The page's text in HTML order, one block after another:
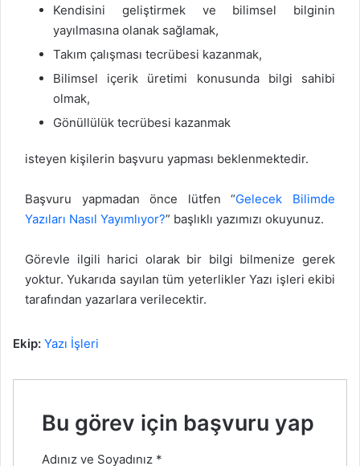
Kendisini geliştirmek ve bilimsel bilginin
yayılmasına olanak sağlamak,
Takım çalışması tecrübesi kazanmak,
Bilimsel içerik üretimi konusunda bilgi sahibi
olmak,
Gönüllülük tecrübesi kazanmak
isteyen kişilerin başvuru yapması beklenmektedir.
Başvuru yapmadan önce lütfen “Gelecek Bilimde
Yazıları Nasıl Yayımlıyor?” başlıklı yazımızı okuyunuz.
Görevle ilgili harici olarak bir bilgi bilmenize gerek
yoktur. Yukarıda sayılan tüm yeterlikler Yazı işleri ekibi
tarafından yazarlara verilecektir.
Ekip: Yazı İşleri
Bu görev için başvuru yap
Adınız ve Soyadınız *